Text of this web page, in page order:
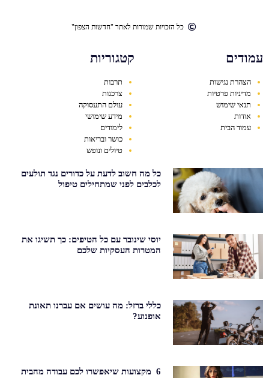
כל הזכויות שמורות לאתר "חדשות הצפון"
עמודים
הצהרת נגישות
מדיניות פרטיות
תנאי שימוש
אודות
עמוד הבית
קטגוריות
תרבות
צרכנות
עולם התעסוקה
מידע שימושי
לימודים
כושר ובריאות
טיולים ונופש
כל מה חשוב לדעת על כדורים נגד תולעים
לכלבים לפני שמתחילים טיפול
יוסי שינובר עם כל הטיפים: כך תשיגו את
המטרות העסקיות שלכם
כללי ברזל: מה עושים אם עברנו תאונת
אופנוע?
6 מקצועות שיאפשרו לכם עבודה מהבית